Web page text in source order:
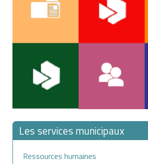
Les services municipaux
Ressources humaines